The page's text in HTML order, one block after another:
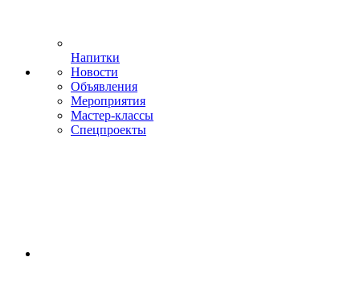
Напитки
Новости
Объявления
Мероприятия
Мастер-классы
Спецпроекты